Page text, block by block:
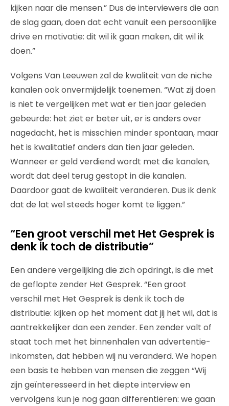
kijken naar die mensen.” Dus de interviewers die aan
de slag gaan, doen dat echt vanuit een persoonlijke
drive en motivatie: dit wil ik gaan maken, dit wil ik
doen.”
Volgens Van Leeuwen zal de kwaliteit van de niche
kanalen ook onvermijdelijk toenemen. “Wat zij doen
is niet te vergelijken met wat er tien jaar geleden
gebeurde: het ziet er beter uit, er is anders over
nagedacht, het is misschien minder spontaan, maar
het is kwalitatief anders dan tien jaar geleden.
Wanneer er geld verdiend wordt met die kanalen,
wordt dat deel terug gestopt in die kanalen.
Daardoor gaat de kwaliteit veranderen. Dus ik denk
dat de lat wel steeds hoger komt te liggen.”
“Een groot verschil met Het Gesprek is
denk ik toch de distributie”
Een andere vergelijking die zich opdringt, is die met
de geflopte zender Het Gesprek. “Een groot
verschil met Het Gesprek is denk ik toch de
distributie: kijken op het moment dat jij het wil, dat is
aantrekkelijker dan een zender. Een zender valt of
staat toch met het binnenhalen van advertentie-
inkomsten, dat hebben wij nu veranderd. We hopen
een basis te hebben van mensen die zeggen “Wij
zijn geïnteresseerd in het diepte interview en
vervolgens kun je nog gaan differentiëren: we gaan